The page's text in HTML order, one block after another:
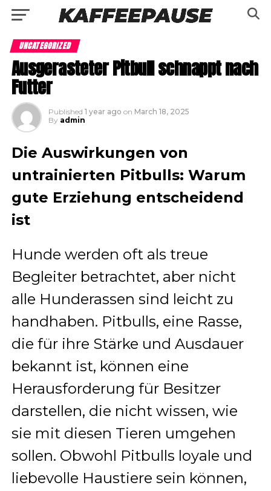
UNCATEGORIZED
Ausgerasteter Pitbull schnappt nach
Futter
Published 1 year ago on March 18, 2025
By admin
Die Auswirkungen von
untrainierten Pitbulls: Warum
gute Erziehung entscheidend
ist
Hunde werden oft als treue
Begleiter betrachtet, aber nicht
alle Hunderassen sind leicht zu
handhaben. Pitbulls, eine Rasse,
die für ihre Stärke und Ausdauer
bekannt ist, können eine
Herausforderung für Besitzer
darstellen, die nicht wissen, wie
sie mit diesen Tieren umgehen
sollen. Obwohl Pitbulls loyale und
liebevolle Haustiere sein können,